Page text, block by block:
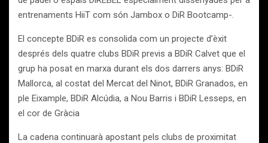
entrenaments HiiT com són Jambox o DiR Bootcamp-.
El concepte BDiR es consolida com un projecte d’èxit
després dels quatre clubs BDiR previs a BDiR Calvet que el
grup ha posat en marxa durant els dos darrers anys: BDiR
Mallorca, al costat del Mercat del Ninot, BDiR Granados, en
ple Eixample, BDiR Alcúdia, a Nou Barris i BDiR Lesseps, en
el cor de Gràcia
La cadena continuarà apostant pels clubs de proximitat